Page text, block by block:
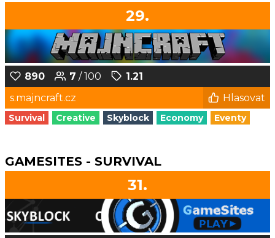
29.
890 7 / 100
1.21
s.majncraft.cz
Hlasovat
Survival Creative Skyblock Economy Eventy
GAMESITES - SURVIVAL
31.